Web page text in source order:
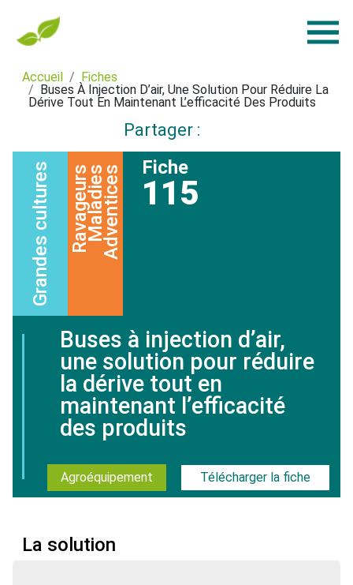
Accueil
Fiches
Buses À Injection D’air, Une Solution Pour Réduire La
Dérive Tout En Maintenant L’efficacité Des Produits
Partager :
Grandes cultures Adventices
Maladies
Ravageurs Fiche
115
Buses à injection d’air,
une solution pour réduire
la dérive tout en
maintenant l’efficacité
des produits
Agroéquipement Télécharger la fiche
La solution